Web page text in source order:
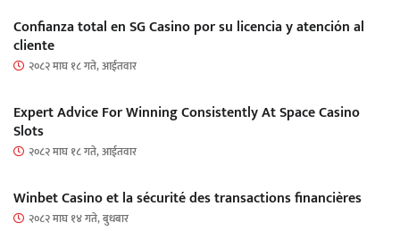
Confianza total en SG Casino por su licencia y atención al
cliente
२०८२ माघ १८ गते, आईतवार
Expert Advice For Winning Consistently At Space Casino
Slots
२०८२ माघ १८ गते, आईतवार
Winbet Casino et la sécurité des transactions financières
२०८२ माघ १४ गते, बुधबार